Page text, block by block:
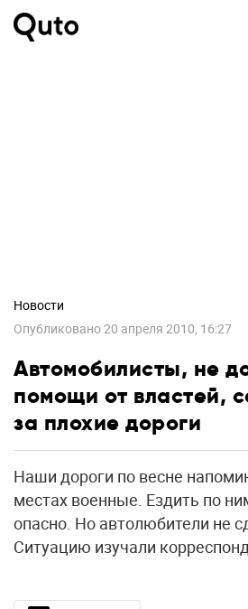
Новости
Опубликовано20 апреля 2010, 16:27
Автомобилисты, не
помощи от властей,
за плохие дороги
Наши дороги по весне
местах военные. Ездить по
опасно. Но автолюбители не
Ситуацию изучали